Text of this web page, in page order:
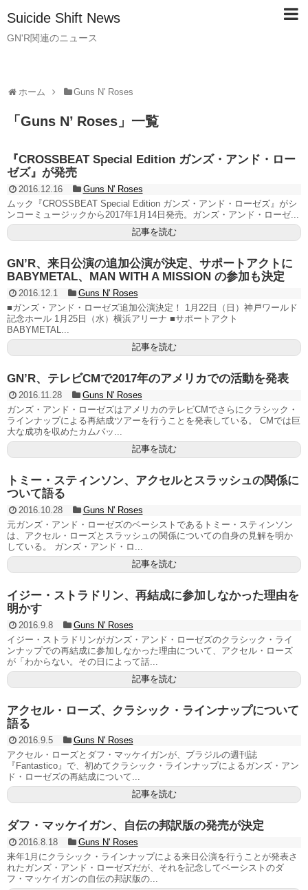
Suicide Shift News
GN'R関連のニュース
ホーム Guns N' Roses
「 Guns N’ Roses 」 一覧
『CROSSBEAT Special Edition ガンズ・アンド・ロー
ゼズ』が発売
2016.12.16
Guns N' Roses
ムック『CROSSBEAT Special Edition ガンズ・アンド・ローゼズ』がシ
ンコーミュージックから2017年1月14日発売。ガンズ・アンド・ローゼ...
記事を読む
GN’R、来日公演の追加公演が決定、サポートアクトに
BABYMETAL、MAN WITH A MISSION の参加も決定
2016.12.1
Guns N' Roses
■ガンズ・アンド・ローゼズ追加公演決定！ 1月22日（日）神戸ワールド
記念ホール 1月25日（水）横浜アリーナ ■サポートアクト
BABYMETAL...
記事を読む
GN’R、テレビCMで2017年のアメリカでの活動を発表
2016.11.28
Guns N' Roses
ガンズ・アンド・ローゼズはアメリカのテレビCMでさらにクラシック・
ラインナップによる再結成ツアーを行うことを発表している。 CMでは巨
大な成功を収めたカムバッ...
記事を読む
トミー・スティンソン、アクセルとスラッシュの関係に
ついて語る
2016.10.28
Guns N' Roses
元ガンズ・アンド・ローゼズのベーシストであるトミー・スティンソン
は、アクセル・ローズとスラッシュの関係についての自身の見解を明か
している。 ガンズ・アンド・ロ...
記事を読む
イジー・ストラドリン、再結成に参加しなかった理由を
明かす
2016.9.8
Guns N' Roses
イジー・ストラドリンがガンズ・アンド・ローゼズのクラシック・ライ
ンナップでの再結成に参加しなかった理由について、アクセル・ローズ
が「わからない。その日によって話...
記事を読む
アクセル・ローズ、クラシック・ラインナップについて
語る
2016.9.5
Guns N' Roses
アクセル・ローズとダフ・マッケイガンが、ブラジルの週刊誌
『Fantastico』で、初めてクラシック・ラインナップによるガンズ・アン
ド・ローゼズの再結成について...
記事を読む
ダフ・マッケイガン、自伝の邦訳版の発売が決定
2016.8.18
Guns N' Roses
来年1月にクラシック・ラインナップによる来日公演を行うことが発表さ
れたガンズ・アンド・ローゼズだが、それを記念してベーシストのダ
フ・マッケイガンの自伝の邦訳版の...